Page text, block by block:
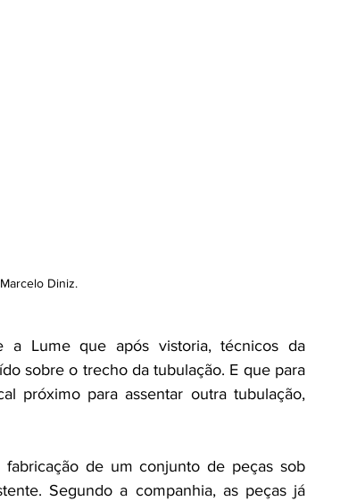
Diniz.
a Lume que após vistoria, técnicos da
sobre o trecho da tubulação. E que para
próximo para assentar outra tubulação,
de um conjunto de peças sob
Segundo a companhia, as peças já